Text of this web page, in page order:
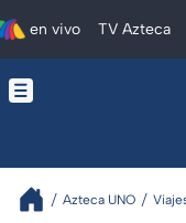
en vivo TV Azteca
Azteca UNO